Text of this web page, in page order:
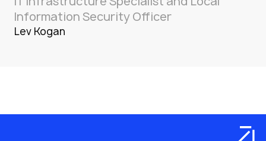
Information Security Officer
Lev Kogan